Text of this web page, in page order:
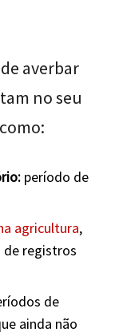
averbar
no seu
período de
agricultura,
de registros
de
ainda não